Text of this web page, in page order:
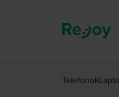
Telefonok